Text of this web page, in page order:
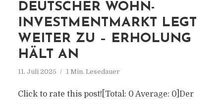
DEUTSCHER WOHN-
INVESTMENTMARKT LEGT
WEITER ZU – ERHOLUNG
HÄLT AN
11. Juli 2025 1 Min. Lesedauer
Click to rate this post![Total: 0 Average: 0]Der